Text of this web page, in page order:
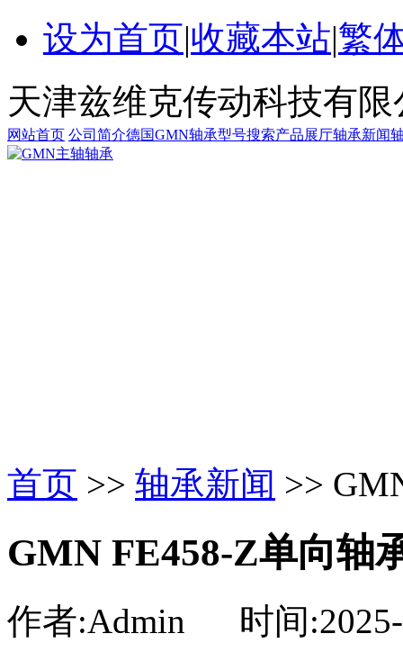
设为首页|收藏本站|繁
天津兹维克传动科技有限
网站首页 公司简介德国GMN轴承型号搜索产品展厅轴承新闻
首页 >> 轴承新闻 >>
GMN FE458-Z单向轴
作者:Admin 时间:2025-